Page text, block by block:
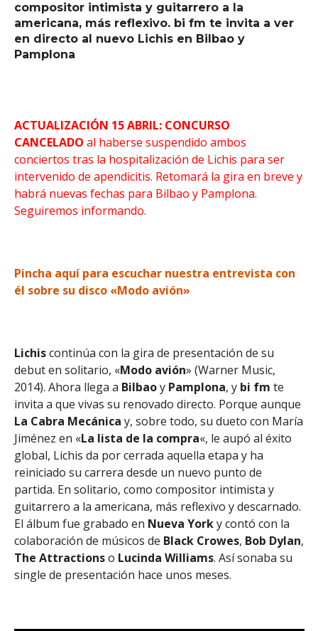
compositor intimista y guitarrero a la
americana, más reflexivo. bi fm te invita a ver
en directo al nuevo Lichis en Bilbao y
Pamplona
ACTUALIZACIÓN 15 ABRIL: CONCURSO
CANCELADO al haberse suspendido ambos
conciertos tras la hospitalización de Lichis para ser
intervenido de apendicitis. Retomará la gira en breve y
habrá nuevas fechas para Bilbao y Pamplona.
Seguiremos informando.
Pincha aquí para escuchar nuestra entrevista con
él sobre su disco «Modo avión»
Lichiscontinúa con la gira de presentación de su
debut en solitario, «Modo avión» (Warner Music,
2014). Ahora llega a Bilbaoy Pamplona, y bi fm te
invita a que vivas su renovado directo. Porque aunque
La Cabra Mecánica y, sobre todo, su dueto con María
Jiménez en «La lista de la compra«, le aupó al éxito
global, Lichis da por cerrada aquella etapa y ha
reiniciado su carrera desde un nuevo punto de
partida. En solitario, como compositor intimista y
guitarrero a la americana, más reflexivo y descarnado.
El álbum fue grabado en Nueva Yorky contó con la
colaboración de músicos de Black Crowes, Bob Dylan,
The Attractionso Lucinda Williams. Así sonaba su
single de presentación hace unos meses.